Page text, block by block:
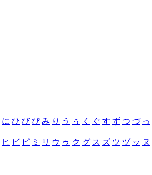
に ひ び ぴ み り う ぅ く ぐ す ず つ づ っ
ヒ ビ ピ ミ リ ウ ゥ ク グ ス ズ ツ ヅ ッ ヌ